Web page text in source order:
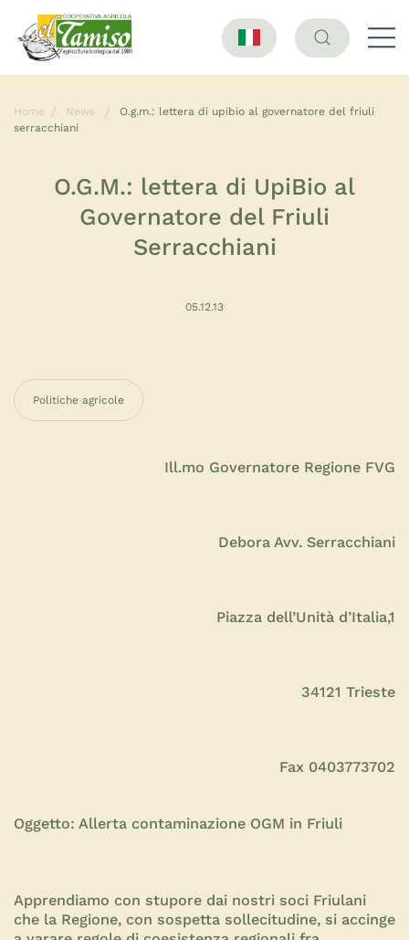
Home News
O.g.m.: lettera di upibio al governatore del friuli
serracchiani
O.G.M.: lettera di UpiBio al
Governatore del Friuli
Serracchiani
05.12.13
Politiche agricole
Ill.mo Governatore Regione FVG
Debora Avv. Serracchiani
Piazza dell’Unità d’Italia,1
34121 Trieste
Fax 0403773702
Oggetto: Allerta contaminazione OGM in Friuli
Apprendiamo con stupore dai nostri soci Friulani
che la Regione, con sospetta sollecitudine, si accinge